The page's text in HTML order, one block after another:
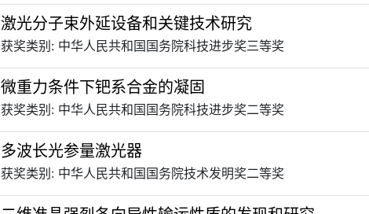
激光分子束外延设备和关键技术研究
获奖类别: 中华人民共和国国务院科技进步奖三等奖
微重力条件下钯系合金的凝固
获奖类别: 中华人民共和国国务院科技进步奖二等奖
多波长光参量激光器
获奖类别: 中华人民共和国国务院技术发明奖二等奖